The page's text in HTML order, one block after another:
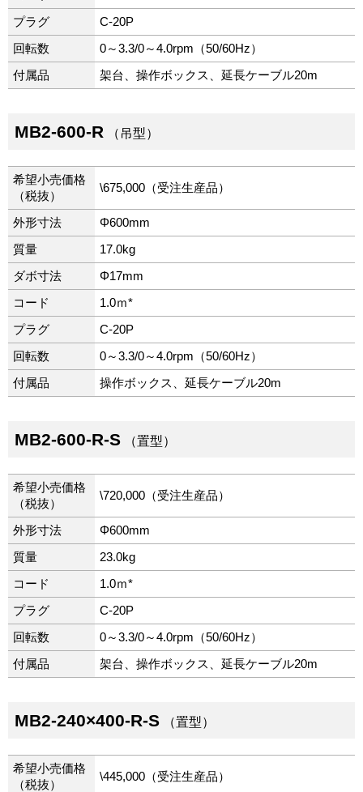
プラグ C-20P
回転数 0～3.3/0～4.0rpm（50/60Hz）
付属品 架台、操作ボックス、延長ケーブル20m
MB2-600-R （吊型）
希望小売価格
（税抜）
\675,000（受注生産品）
外形寸法 Φ600mm
質量 17.0kg
ダボ寸法 Φ17mm
コード 1.0ｍ*
プラグ C-20P
回転数 0～3.3/0～4.0rpm（50/60Hz）
付属品 操作ボックス、延長ケーブル20m
MB2-600-R-S （置型）
希望小売価格
（税抜）
\720,000（受注生産品）
外形寸法 Φ600mm
質量 23.0kg
コード 1.0ｍ*
プラグ C-20P
回転数 0～3.3/0～4.0rpm（50/60Hz）
付属品 架台、操作ボックス、延長ケーブル20m
MB2-240×400-R-S （置型）
希望小売価格
（税抜）
\445,000（受注生産品）